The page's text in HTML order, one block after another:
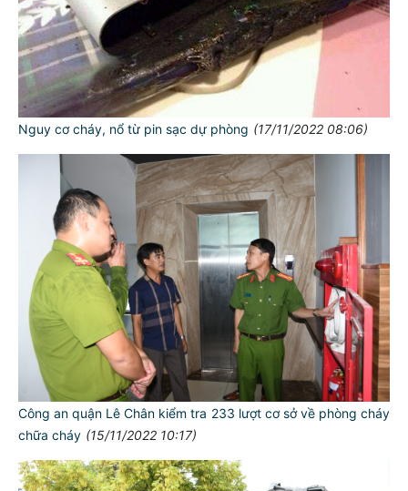
Nguy cơ cháy, nổ từ pin sạc dự phòng (17/11/2022 08:06)
Công an quận Lê Chân kiểm tra 233 lượt cơ sở về phòng cháy
chữa cháy (15/11/2022 10:17)